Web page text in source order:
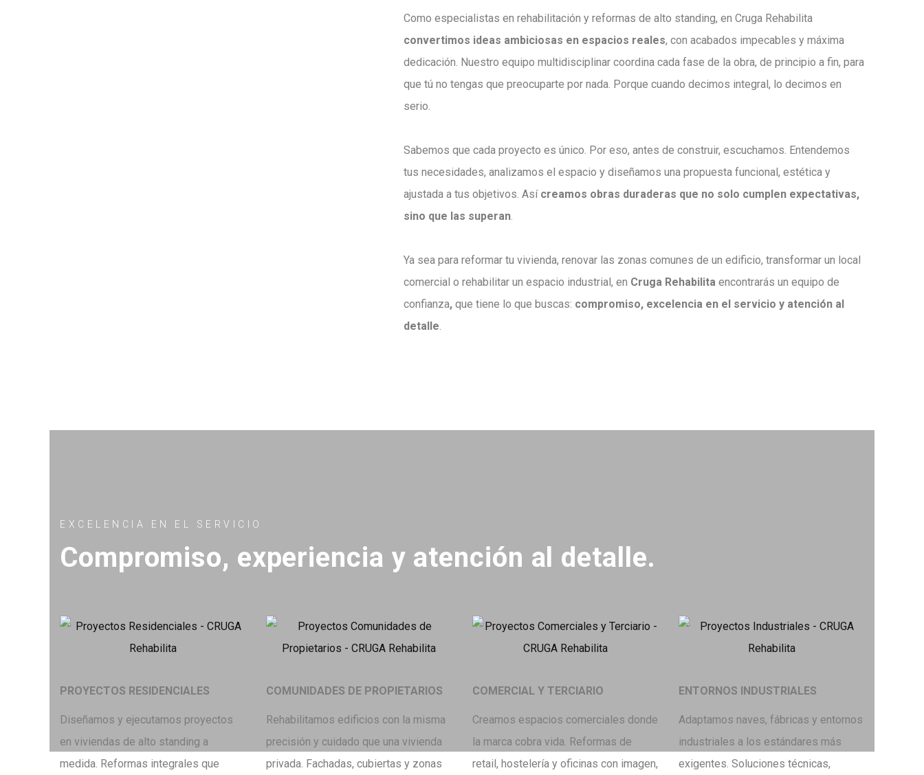
Como especialistas en rehabilitación y reformas de alto standing, en Cruga Rehabilita
convertimos ideas ambiciosas en espacios reales, con acabados impecables y máxima
dedicación. Nuestro equipo multidisciplinar coordina cada fase de la obra, de principio a fin, para
que tú no tengas que preocuparte por nada. Porque cuando decimos integral, lo decimos en
serio.
Sabemos que cada proyecto es único. Por eso, antes de construir, escuchamos. Entendemos
tus necesidades, analizamos el espacio y diseñamos una propuesta funcional, estética y
ajustada a tus objetivos. Así creamos obras duraderas que no solo cumplen expectativas,
sino que las superan.
Ya sea para reformar tu vivienda, renovar las zonas comunes de un edificio, transformar un local
comercial o rehabilitar un espacio industrial, en Cruga Rehabilita encontrarás un equipo de
confianza, que tiene lo que buscas: compromiso, excelencia en el servicio y atención al
detalle.
EXCELENCIA EN EL SERVICIO
Compromiso, experiencia y atención al detalle.
PROYECTOS RESIDENCIALES
Diseñamos y ejecutamos proyectos
en viviendas de alto standing a
medida. Reformas integrales que
COMUNIDADES DE PROPIETARIOS
Rehabilitamos edificios con la misma
precisión y cuidado que una vivienda
privada. Fachadas, cubiertas y zonas
COMERCIAL Y TERCIARIO
Creamos espacios comerciales donde
la marca cobra vida. Reformas de
retail, hostelería y oficinas con imagen,
ENTORNOS INDUSTRIALES
Adaptamos naves, fábricas y entornos
industriales a los estándares más
exigentes. Soluciones técnicas,